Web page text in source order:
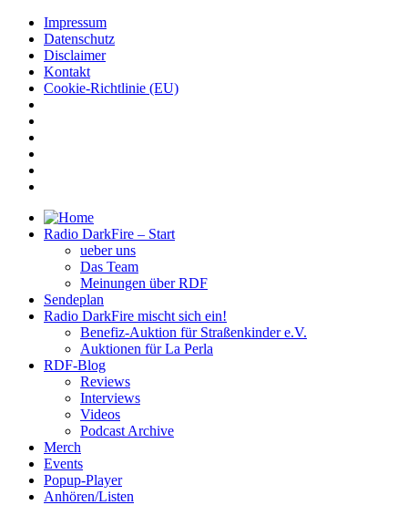
Impressum
Datenschutz
Disclaimer
Kontakt
Cookie-Richtlinie (EU)
Radio DarkFire – Start
ueber uns
Das Team
Meinungen über RDF
Sendeplan
Radio DarkFire mischt sich ein!
Benefiz-Auktion für Straßenkinder e.V.
Auktionen für La Perla
RDF-Blog
Reviews
Interviews
Videos
Podcast Archive
Merch
Events
Popup-Player
Anhören/Listen